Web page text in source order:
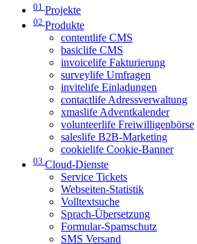
01 Projekte
02 Produkte
contentlife CMS
basiclife CMS
invoicelife Fakturierung
surveylife Umfragen
invitelife Einladungen
contactlife Adressverwaltung
xmaslife Adventkalender
volunteerlife Freiwilligenbörse
saleslife B2B-Marketing
cookielife Cookie-Banner
03 Cloud-Dienste
Service Tickets
Webseiten-Statistik
Volltextsuche
Sprach-Übersetzung
Formular-Spamschutz
SMS Versand